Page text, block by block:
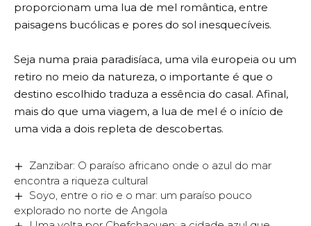
proporcionam uma lua de mel romântica, entre
paisagens bucólicas e pores do sol inesquecíveis.
Seja numa praia paradisíaca, uma vila europeia ou um
retiro no meio da natureza, o importante é que o
destino escolhido traduza a essência do casal. Afinal,
mais do que uma viagem, a lua de mel é o início de
uma vida a dois repleta de descobertas.
Zanzibar: O paraíso africano onde o azul do mar
encontra a riqueza cultural
Soyo, entre o rio e o mar: um paraíso pouco
explorado no norte de Angola